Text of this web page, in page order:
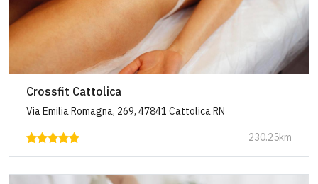
Crossfit Cattolica
Via Emilia Romagna, 269, 47841 Cattolica RN
230.25km